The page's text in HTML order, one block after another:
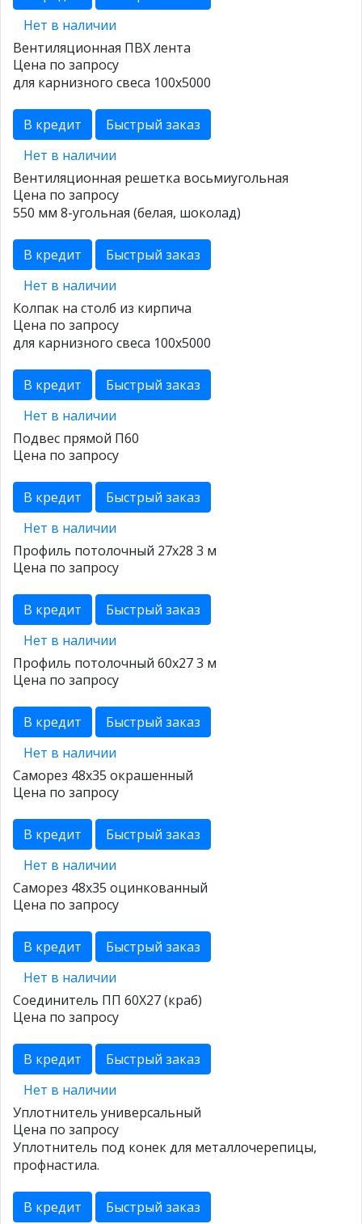
Нет в наличии
Вентиляционная ПВХ лента
Цена по запросу
для карнизного свеса 100х5000
В кредит
Быстрый заказ
Нет в наличии
Вентиляционная решетка восьмиугольная
Цена по запросу
550 мм 8-угольная (белая, шоколад)
В кредит
Быстрый заказ
Нет в наличии
Колпак на столб из кирпича
Цена по запросу
для карнизного свеса 100х5000
В кредит
Быстрый заказ
Нет в наличии
Подвес прямой П60
Цена по запросу
В кредит
Быстрый заказ
Нет в наличии
Профиль потолочный 27х28 3 м
Цена по запросу
В кредит
Быстрый заказ
Нет в наличии
Профиль потолочный 60х27 3 м
Цена по запросу
В кредит
Быстрый заказ
Нет в наличии
Саморез 48х35 окрашенный
Цена по запросу
В кредит
Быстрый заказ
Нет в наличии
Саморез 48х35 оцинкованный
Цена по запросу
В кредит
Быстрый заказ
Нет в наличии
Соединитель ПП 60Х27 (краб)
Цена по запросу
В кредит
Быстрый заказ
Нет в наличии
Уплотнитель универсальный
Цена по запросу
Уплотнитель под конек для металлочерепицы,
профнастила.
В кредит
Быстрый заказ